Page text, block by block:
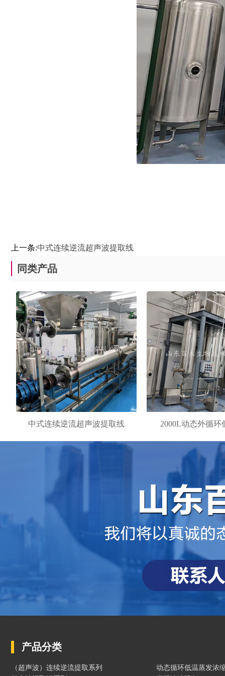
上一条:中式连续逆流超声波提取线
同类产品
中式连续逆流超声波提取线 2000L动态外循环
产品分类
（超声波）连续逆流提取系列
动态循环低温蒸发浓